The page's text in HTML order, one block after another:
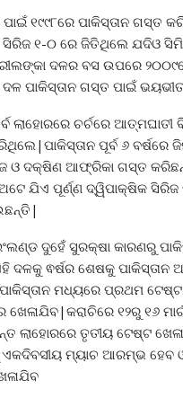
୧୯୯୮ରେ ପାକିସ୍ତାନ ଗସ୍ତ
ସିରିଜ ୧-୦ ରେ ଜିତିଥିଲେ ଯଦିଓ
ଦଳର ବସ ଉପରେ
ପାକିସ୍ତାନ ଗସ୍ତ ପାଇଁ
ଲାହୋରରେ ଚର୍ଚରେ
ପୂର୍ବ ୬ ବର୍ଷରେ
ଓ ଦକ୍ଷିଣ ଆଫ୍ରିକା ଗସ୍ତ
ଯିଏ ପୂର୍ଣ୍ଣ ଦ୍ୱିପାକ୍ଷିକ ସିରିଜ
ଦୁହେଁ ସୁରକ୍ଷା କାରଣରୁ
ଵର୍ଷର ଶେଷକୁ ପାକିସ୍ତାନ
ମଧ୍ୟରେ ପ୍ରଥମ ଟେଷ୍ଟ
ଖେଳାଯିବ|କରାଚିରେ ୧୨ରୁ ୧୬
ଲାହୋରରେ ତୃତୀୟ ଟେଷ୍ଟ
ଏକଦିବସୀୟ ମ୍ୟାଚ ଆରମ୍ଭ ହେବ